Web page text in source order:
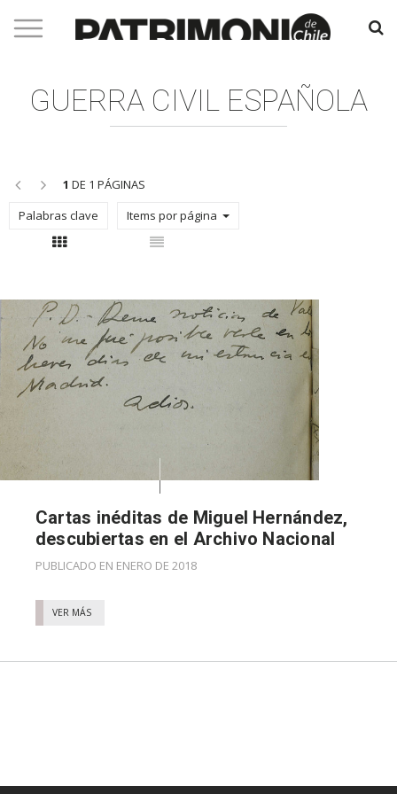
GUERRA CIVIL ESPAÑOLA
<< >> 1 DE 1 PÁGINAS
Palabras clave
Items por página
Con thumbnail Sin thumbnail
Cartas inéditas de Miguel Hernández,
descubiertas en el Archivo Nacional
PUBLICADO EN ENERO DE 2018
VER MÁS